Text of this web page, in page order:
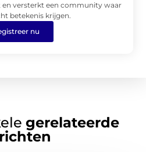
versterkt een community waar
betekenis krijgen.
nu
gerelateerde